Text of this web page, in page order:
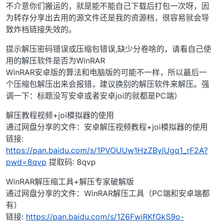
不介意你们搬运的，就是能不能自己下载后打包一次呀，因
为转存分享出去用的源文件还是我的资源档，很容易就会导
致炸档链接失效的。
提示解压密码错误或压缩包错误,缺少分卷啥的，请看自己使
用的解压软件是否为WinRAR
WinRAR安卓版的算法和电脑版的可能不一样，所以最后一
个压缩包解压出来会报错，建议换别的解压软件来解压。强
调一下：标题没写安卓或者安卓joi的就都是PC端）
解压教程视频+joi模拟器的使用
通过网盘分享的文件：安卓解压视频教程+joi模拟器的使用
链接:
https://pan.baidu.com/s/1PVOUUw1HzZBylUgq1_rF2A?
pwd=8qvp 提取码: 8qvp
WinRAR解压缩工具+解压专家破解版
通过网盘分享的文件：WinRAR解压工具（PC端和安卓端都
有）
链接: https://pan.baidu.com/s/1Z6FwiRKfGkS9o-